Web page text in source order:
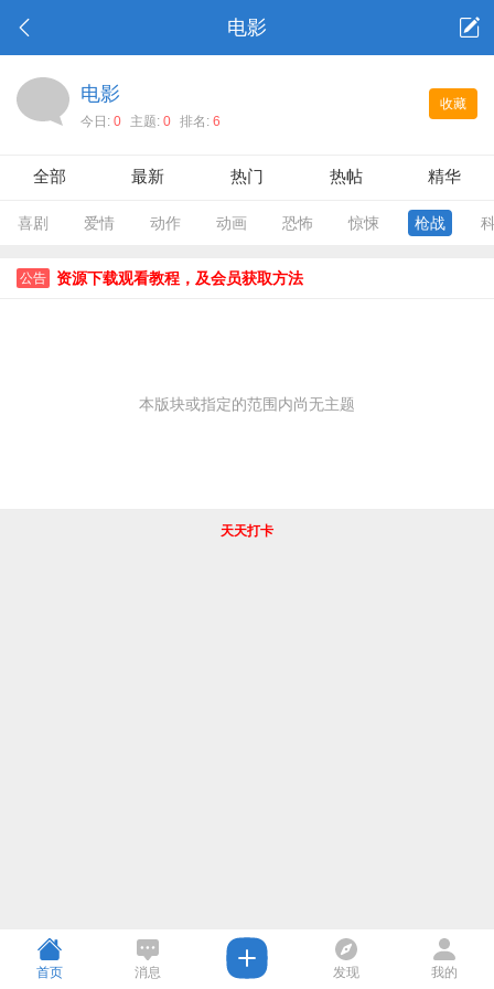
电影
收藏
电影
今日: 0 主题: 0 排名: 6
全部 最新 热门 热帖 精华
喜剧 爱情 动作 动画 恐怖 惊悚 枪战
公告 资源下载观看教程，及会员获取方法
本版块或指定的范围内尚无主题
天天打卡
首页 消息 发现 我的